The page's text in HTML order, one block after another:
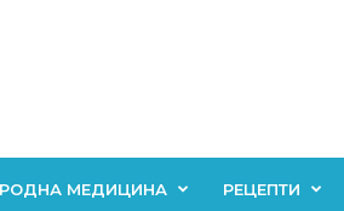
МЕДИЦИНА РЕЦЕПТИ